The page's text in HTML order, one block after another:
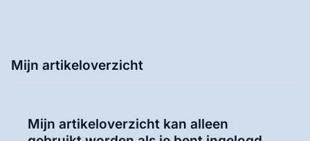
Mijn artikeloverzicht
Mijn artikeloverzicht kan alleen